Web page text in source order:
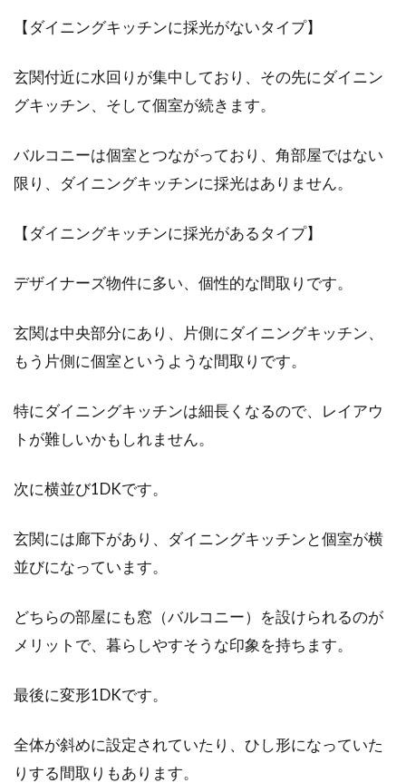
マンションの内覧会を成功させるた
めのチェックポイント
マンションの内覧会当日は、遂に部屋を見られ
む楽しい...
1LDKの家賃はどれくらい？東京でマ
マンションを借りることを検討している人は多
くいるのでは...
【アパートの名義変更】離婚後に必
続けることができるのだろうか」と不安に思っ
ている女性も...
新築するならおしゃれな内装に！こ
装ともにおしゃれに仕上げたいという方が多い
ことでしょう...
【ダイニングキッチンに採光がないタイプ】
玄関付近に水回りが集中しており、その先にダイニン
グキッチン、そして個室が続きます。
バルコニーは個室とつながっており、角部屋ではない
限り、ダイニングキッチンに採光はありません。
【ダイニングキッチンに採光があるタイプ】
デザイナーズ物件に多い、個性的な間取りです。
玄関は中央部分にあり、片側にダイニングキッチン、
もう片側に個室というような間取りです。
特にダイニングキッチンは細長くなるので、レイアウ
トが難しいかもしれません。
次に横並び1DKです。
玄関には廊下があり、ダイニングキッチンと個室が横
並びになっています。
どちらの部屋にも窓（バルコニー）を設けられるのが
メリットで、暮らしやすそうな印象を持ちます。
最後に変形1DKです。
全体が斜めに設定されていたり、ひし形になっていた
りする間取りもあります。